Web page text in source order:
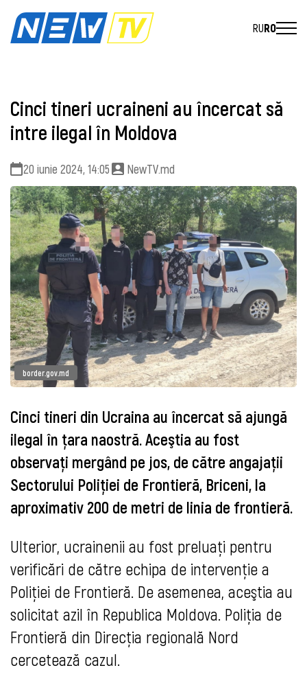
RURO
Cinci tineri ucraineni au încercat să
intre ilegal în Moldova
20 iunie 2024, 14:05 NewTV.md
border.gov.md
Cinci tineri din Ucraina au încercat să ajungă
ilegal în ţara naostră. Aceştia au fost
observaţi mergând pe jos, de către angajaţii
Sectorului Poliţiei de Frontieră, Briceni, la
aproximativ 200 de metri de linia de frontieră.
Ulterior, ucrainenii au fost preluaţi pentru
verificări de către echipa de intervenţie a
Poliţiei de Frontieră. De asemenea, aceştia au
solicitat azil în Republica Moldova. Poliţia de
Frontieră din Direcţia regională Nord
cercetează cazul.